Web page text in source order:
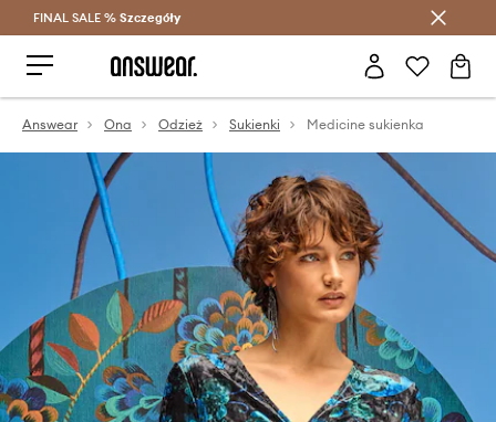
Oszczędzaj z Answear Club >
FINAL SALE % Szczegóły
Answear Ona Odzież Sukienki Medicine sukienka